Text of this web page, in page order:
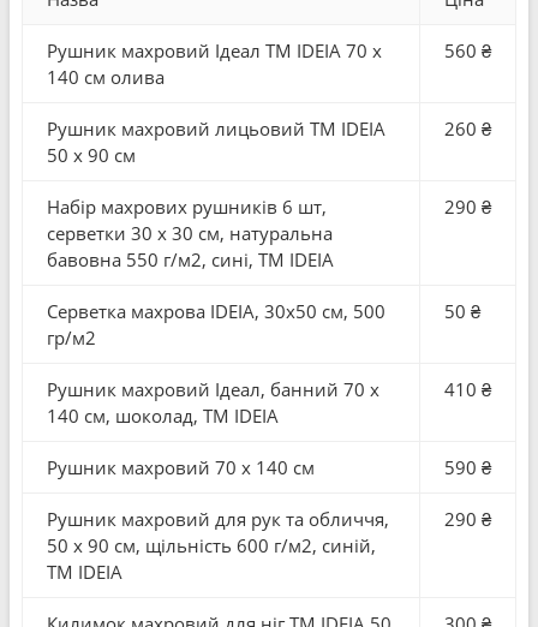
Рушник махровий Ідеал TM IDEIA 70 x
140 см олива
560 ₴
Рушник махровий лицьовий ТМ IDEIA
50 x 90 см
260 ₴
Набір махрових рушників 6 шт,
серветки 30 x 30 см, натуральна
бавовна 550 г/м2, сині, ТМ IDEIA
290 ₴
Серветка махрова IDEIA, 30x50 см, 500
гр/м2
50 ₴
Рушник махровий Ідеал, банний 70 x
140 см, шоколад, ТМ IDEIA
410 ₴
Рушник махровий 70 x 140 см 590 ₴
Рушник махровий для рук та обличчя,
50 x 90 см, щільність 600 г/м2, синій,
ТМ IDEIA
290 ₴